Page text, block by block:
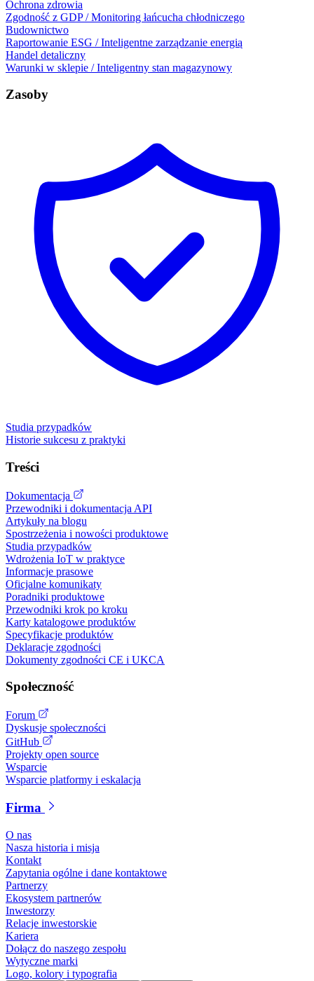
Ochrona zdrowia
Zgodność z GDP / Monitoring łańcucha chłodniczego
Budownictwo
Raportowanie ESG / Inteligentne zarządzanie energią
Handel detaliczny
Warunki w sklepie / Inteligentny stan magazynowy
Zasoby
Studia przypadków
Historie sukcesu z praktyki
Treści
Dokumentacja
Przewodniki i dokumentacja API
Artykuły na blogu
Spostrzeżenia i nowości produktowe
Studia przypadków
Wdrożenia IoT w praktyce
Informacje prasowe
Oficjalne komunikaty
Poradniki produktowe
Przewodniki krok po kroku
Karty katalogowe produktów
Specyfikacje produktów
Deklaracje zgodności
Dokumenty zgodności CE i UKCA
Społeczność
Forum
Dyskusje społeczności
GitHub
Projekty open source
Wsparcie
Wsparcie platformy i eskalacja
Firma
O nas
Nasza historia i misja
Kontakt
Zapytania ogólne i dane kontaktowe
Partnerzy
Ekosystem partnerów
Inwestorzy
Relacje inwestorskie
Kariera
Dołącz do naszego zespołu
Wytyczne marki
Logo, kolory i typografia